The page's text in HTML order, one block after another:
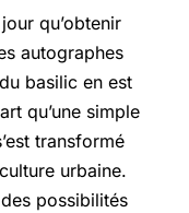
qu’obtenir
autographes
basilic en est
qu’une simple
transformé
urbaine.
possibilités